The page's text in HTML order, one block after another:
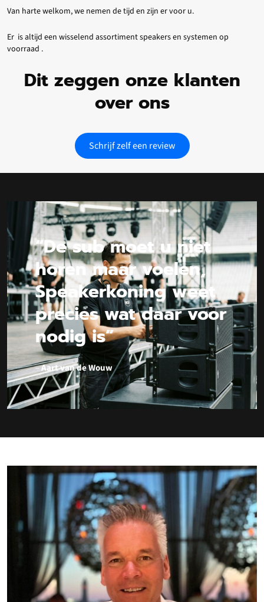
Van harte welkom, we nemen de tijd en zijn er voor u.
Er is altijd een wisselend assortiment speakers en systemen op
voorraad .
Dit zeggen onze klanten
over ons
Schrijf zelf een review
“De sub moet u niet
horen maar voelen,
Speakerkoning weet
precies wat daar voor
nodig is”
–Aart van de Wouw